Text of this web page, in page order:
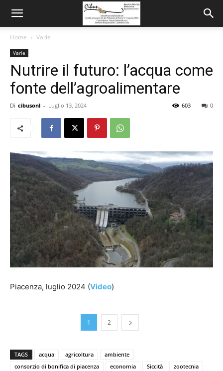
Home Varie
Varie
Nutrire il futuro: l’acqua come
fonte dell’agroalimentare
Di cibusonl - Luglio 13, 2024 0
603
Piacenza, luglio 2024 (Video)
1 2
TAGS acqua agricoltura
ambiente
consorzio di bonifica di piacenza
economia Siccità zootecnia